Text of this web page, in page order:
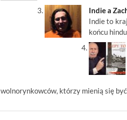
Indie a
Indie to
końcu
wolnorynkowców, którzy mienią się